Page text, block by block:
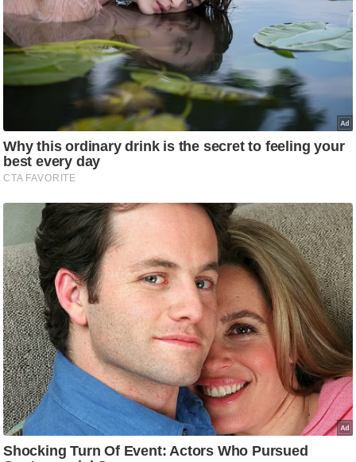
e
a
k
i
N
e
w
इ
फ
स्टा
इ
ल
टे
क्नॉ
लॉ
जी
ब्यू
टी